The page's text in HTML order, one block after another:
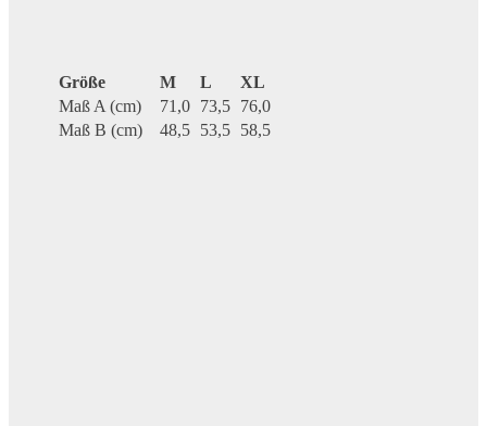
Größe M L
XL
Maß A (cm)
71,0 73,5 76,0
Maß B (cm)
48,5 53,5 58,5